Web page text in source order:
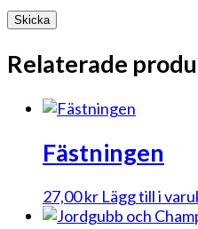
Relaterade
Fästningen
27,00kr Lägg till i